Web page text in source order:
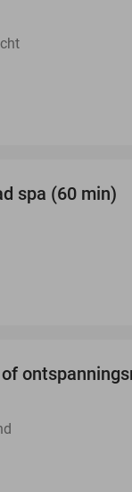
spa (60 min)